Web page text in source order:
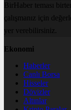
BirHaber teması
çalışmanız için
yer verebilirsiniz.
Ekonomi
Haberler
Canlı Borsa
Hisseler
Dövizler
Altınlar